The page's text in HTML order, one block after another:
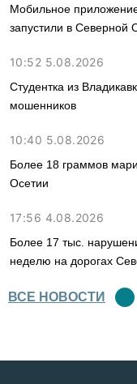
Мобильное
запустили в Северной
10:52 5.08.2026
Студентка из
мошенников
10:40 5.08.2026
Более 18 граммов
Осетии
17:56 4.08.2026
Более 17 тыс.
неделю на дорогах
ВСЕ НОВОСТИ